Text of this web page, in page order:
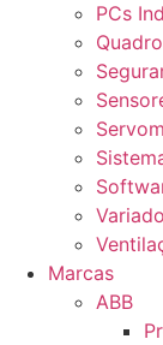
PCs
Marcas
ABB